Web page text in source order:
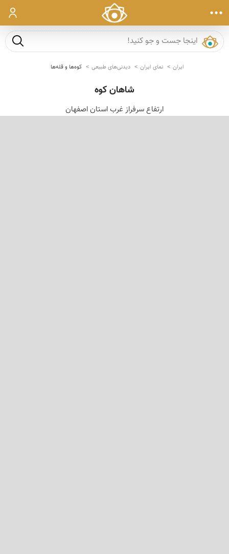
ورود
جست و
ایران نمای ایران دیدنی‌های طبیعی کوه‌ها و قله‌ها
شاهان کوه
ارتفاع سرفراز غرب استان اصفهان